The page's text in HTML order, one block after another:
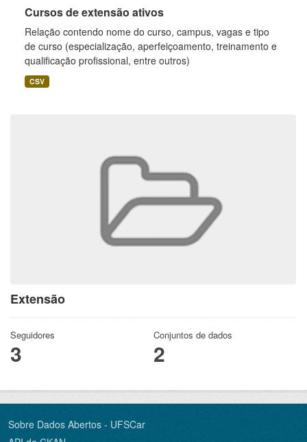
Extensão
Seguidores
3
Conjuntos de dados
2
Cursos de extensão ativos
Relação contendo nome do curso, campus, vagas e tipo
de curso (especialização, aperfeiçoamento, treinamento e
qualificação profissional, entre outros)
CSV
Sobre Dados Abertos - UFSCar